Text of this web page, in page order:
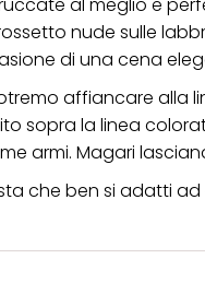
nude sulle
di una cena
affiancare alla
sopra la linea
armi. Magari
che ben si adatti